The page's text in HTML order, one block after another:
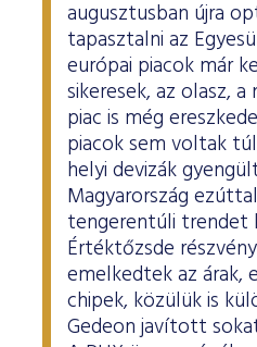
augusztusban újra
tapasztalni az
európai piacok már
sikeresek, az olasz,
piac is még
piacok sem voltak
helyi devizák
Magyarország
tengerentúli trendet
Értéktőzsde
emelkedtek az árak,
chipek, közülük is
Gedeon javított